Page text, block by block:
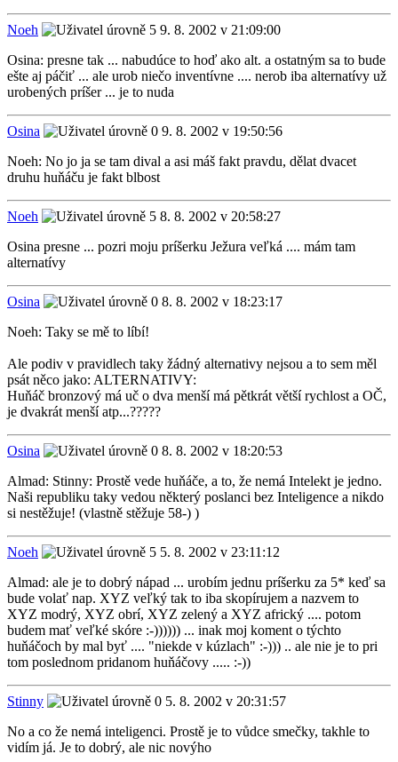
Noeh
9. 8. 2002 v 21:09:00
Osina: presne tak ... nabudúce to hoď ako alt. a ostatným sa to bude
ešte aj páčiť ... ale urob niečo inventívne .... nerob iba alternatívy už
urobených príšer ... je to nuda
Osina
9. 8. 2002 v 19:50:56
Noeh: No jo ja se tam dival a asi máš fakt pravdu, dělat dvacet
druhu huňáču je fakt blbost
Noeh
8. 8. 2002 v 20:58:27
Osina presne ... pozri moju príšerku Ježura veľká .... mám tam
alternatívy
Osina
8. 8. 2002 v 18:23:17
Noeh: Taky se mě to líbí!
Ale podiv v pravidlech taky žádný alternativy nejsou a to sem měl
psát něco jako: ALTERNATIVY:
Huňáč bronzový má uč o dva menší má pětkrát větší rychlost a OČ,
je dvakrát menší atp...?????
Osina
8. 8. 2002 v 18:20:53
Almad: Stinny: Prostě vede huňáče, a to, že nemá Intelekt je jedno.
Naši republiku taky vedou některý poslanci bez Inteligence a nikdo
si nestěžuje! (vlastně stěžuje 58-) )
Noeh
5. 8. 2002 v 23:11:12
Almad: ale je to dobrý nápad ... urobím jednu príšerku za 5* keď sa
bude volať nap. XYZ veľký tak to iba skopírujem a nazvem to
XYZ modrý, XYZ obrí, XYZ zelený a XYZ africký .... potom
budem mať veľké skóre :-)))))) ... inak moj koment o týchto
huňáčoch by mal byť .... "niekde v kúzlach" :-))) .. ale nie je to pri
tom poslednom pridanom huňáčovy ..... :-))
Stinny
5. 8. 2002 v 20:31:57
No a co že nemá inteligenci. Prostě je to vůdce smečky, takhle to
vidím já. Je to dobrý, ale nic novýho